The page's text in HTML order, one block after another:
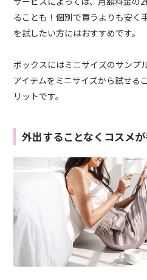
ることも！個別で買うよりも安く
を試したい方にはおすすめです。
ボックスにはミニサイズのサンプ
アイテムをミニサイズから試せる
リットです。
外出することなくコスメ